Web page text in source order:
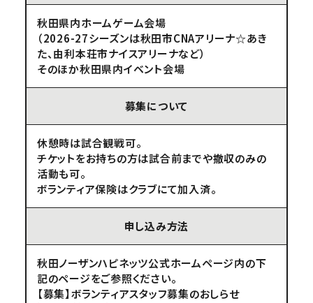
秋田県内ホームゲーム会場
（2026-27シーズンは秋田市CNAアリーナ☆あき
た、由利本荘市ナイスアリーナなど）
そのほか秋田県内イベント会場
募集について
休憩時は試合観戦可。
チケットをお持ちの方は試合前までや撤収のみの
活動も可。
ボランティア保険はクラブにて加入済。
申し込み方法
秋田ノーザンハピネッツ公式ホームページ内の下
記のページをご参照ください。
【募集】ボランティアスタッフ募集のおしらせ